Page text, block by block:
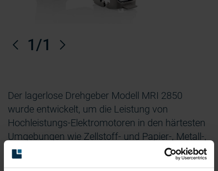
Vorherige
1/1
Der lagerlose Drehgeber Modell MRI 2850
wurde entwickelt, um die Leistung von
Hochleistungs-Elektromotoren in den härtesten
Umgebungen wie Zellstoff- und Papier-, Metall-,
Öl- und Gas-, Wind- und Schifffahrtsindustrie zu
verbessern. Direkt auf der Hauptwelle der